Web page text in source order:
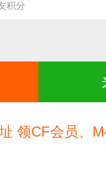
领CF会员、